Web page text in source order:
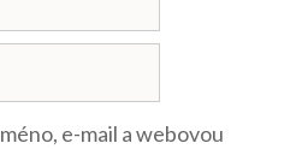
e-mail a webovou